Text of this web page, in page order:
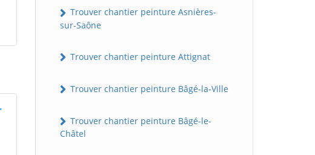
Trouver chantier peinture Asnières-
sur-Saône
Trouver chantier peinture Attignat
Trouver chantier peinture Bâgé-la-Ville
Trouver chantier peinture Bâgé-le-
Châtel